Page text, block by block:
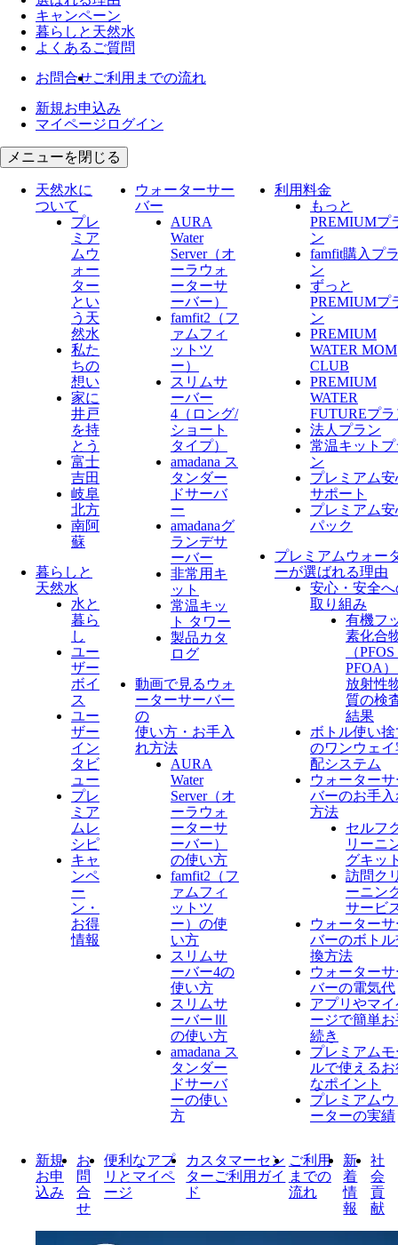
キャンペーン
暮らしと天然水
よくあるご質問
お問合せご利用までの流れ
新規お申込み
マイページログイン
メニューを閉じる
天然水に
ついて
プレ
ミア
ムウ
ォー
ター
とい
う天
然水
私た
ちの
想い
家に
井戸
を持
とう
富士
吉田
岐阜
北方
南阿
蘇
暮らしと
天然水
水と
暮ら
し
ユー
ザー
ボイ
ス
ユー
ザー
イン
タビ
ュー
プレ
ミア
ムレ
シピ
キャ
ンペ
ー
ン・
お得
情報
ウォーターサー
バー
AURA
Water
Server​（オ
ーラウォ
ーターサ
ーバー）
famfit2（フ
ァムフィ
ットツ
ー）
スリムサ
ーバー
4（ロング/
ショート
タイプ）
amadana ス
タンダー
ドサーバ
ー
amadanaグ
ランデサ
ーバー
非常用キ
ット
常温キッ
ト タワー
製品カタ
ログ
動画で見るウォ
ーターサーバー
の
使い方・お手入
れ方法
AURA
Water
Server​（オ
ーラウォ
ーターサ
ーバー）
の使い方
famfit2（フ
ァムフィ
ットツ
ー）の使
い方
スリムサ
ーバー4の
使い方
スリムサ
ーバーⅢ
の使い方
amadana ス
タンダー
ドサーバ
ーの使い
方
利用料金
もっと
PREMIUMプ
ン
famfit購入プ
ン
ずっと
PREMIUMプ
ン
PREMIUM
WATER MOM
CLUB
PREMIUM
WATER
FUTUREプラ
法人プラン
常温キットプ
ン
プレミアム安
サポート
プレミアム安
パック
プレミアムウォー
ーが選ばれる理由
安心・安全へ
取り組み
有機フ
素化合
（
PFOA
放射性
質の検
結果
ボトル使い捨
のワンウェイ
配システム
ウォーター
バーのお手入
方法
セルフ
リーニ
グキッ
訪問ク
ーニン
サービ
ウォーター
バーのボトル
換方法
ウォーター
バーの電気代
アプリやマイ
ージで簡単お
続き
プレミアムモ
ルで使える
なポイント
プレミアムウ
ーターの実績
新規
お申
込み
お
問
合
せ
便利なアプ
リとマイペ
ージ
カスタマーセン
ターご利用ガイ
ド
ご利用
までの
流れ
新
着
情
報
社
会
貢
献